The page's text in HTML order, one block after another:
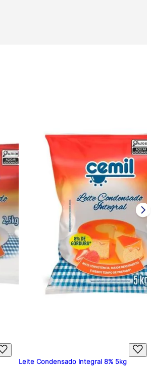
Leite Condensado Integral 8% 5kg